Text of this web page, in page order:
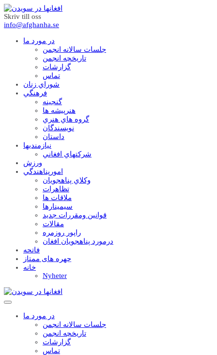
Skriv till oss
info@afghanha.se
در مورد ما
جلسات سالانه انجمن
تاریخچه انجمن
گزارشات
تماس
شوراي زنان
فرهنگي
گنجينه
هنرپيشه ها
گروه هاي هنري
نويسندگان
داستان
نيازمنديها
شرکتهاي افغاني
ورزش
امورپناهندگي
وکلاي پناهجويان
تظاهرات
ملاقات ها
سيمينارها
قوانين ومقررات جديد
مقالات
راپور روزمره
درمورد پناهجويان افغان
فاتحه
چهره های ممتاز
خانه
Nyheter
در مورد ما
جلسات سالانه انجمن
تاریخچه انجمن
گزارشات
تماس